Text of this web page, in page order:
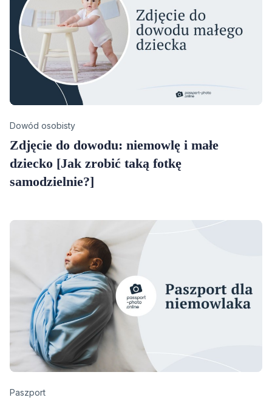
Category
Dowód osobisty
Zdjęcie do dowodu: niemowlę i małe
dziecko [Jak zrobić taką fotkę
samodzielnie?]
Category
Paszport